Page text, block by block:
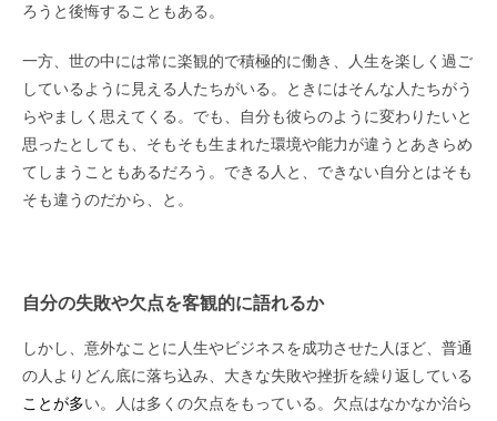
ろうと後悔することもある。
一方、世の中には常に楽観的で積極的に働き、人生を楽しく過ご
しているように見える人たちがいる。ときにはそんな人たちがう
らやましく思えてくる。でも、自分も彼らのように変わりたいと
思ったとしても、そもそも生まれた環境や能力が違うとあきらめ
てしまうこともあるだろう。できる人と、できない自分とはそも
そも違うのだから、と。
自分の失敗や欠点を客観的に語れるか
しかし、意外なことに人生やビジネスを成功させた人ほど、普通
の人よりどん底に落ち込み、大きな失敗や挫折を繰り返している
ことが多い。人は多くの欠点をもっている。欠点はなかなか治ら